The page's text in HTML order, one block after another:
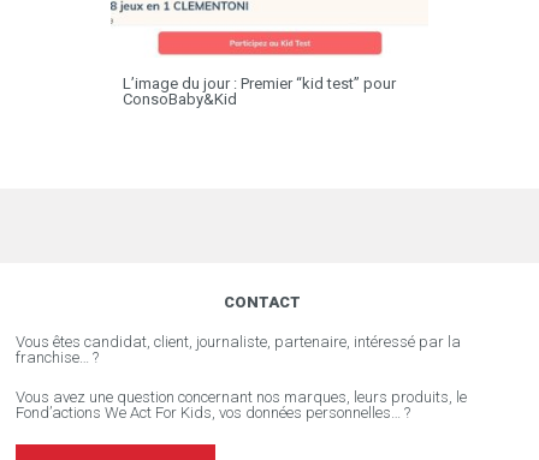
L’image du jour : Premier “kid test” pour
ConsoBaby&Kid
CONTACT
Vous êtes candidat, client, journaliste, partenaire, intéressé par la
franchise… ?
Vous avez une question concernant nos marques, leurs produits, le
Fond’actions We Act For Kids, vos données personnelles… ?